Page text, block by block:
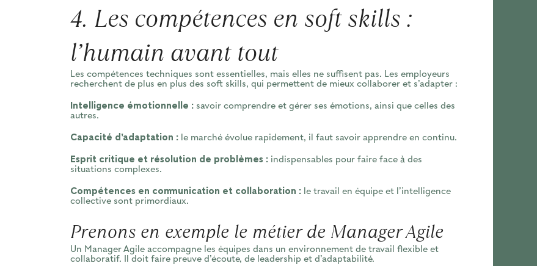
4. Les compétences en soft skills :
l’humain avant tout
Les compétences techniques sont essentielles, mais elles ne suffisent pas. Les employeurs
recherchent de plus en plus des soft skills, qui permettent de mieux collaborer et s’adapter :
Intelligence émotionnelle :savoir comprendre et gérer ses émotions, ainsi que celles des
autres.
Capacité d’adaptation :le marché évolue rapidement, il faut savoir apprendre en continu.
Esprit critique et résolution de problèmes :indispensables pour faire face à des
situations complexes.
Compétences en communication et collaboration :le travail en équipe et l’intelligence
collective sont primordiaux.
Prenons en exemple le métier de Manager Agile
Un Manager Agile accompagne les équipes dans un environnement de travail flexible et
collaboratif. Il doit faire preuve d’écoute, de leadership et d’adaptabilité.